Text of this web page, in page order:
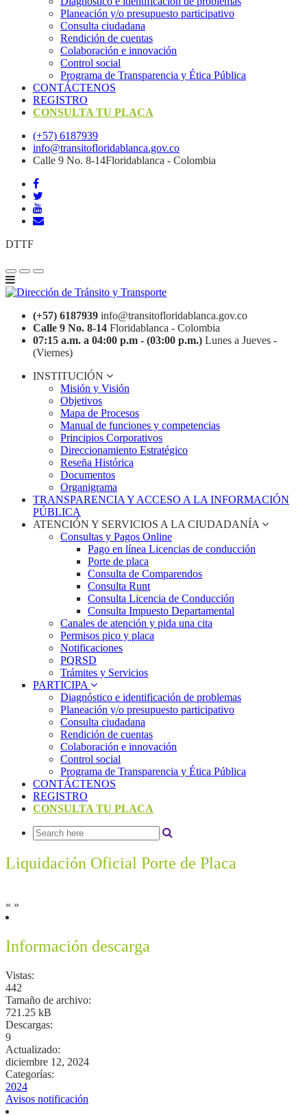
Planeación y/o presupuesto participativo​
Consulta ciudadana
Rendición de cuentas
Colaboración e innovación
Control social
Programa de Transparencia y Ética Pública
CONTÁCTENOS
REGISTRO
CONSULTA TU PLACA
(+57) 6187939
info@transitofloridablanca.gov.co
Calle 9 No. 8-14Floridablanca - Colombia
DTTF
(+57) 6187939 info@transitofloridablanca.gov.co
Calle 9 No. 8-14 Floridablanca - Colombia
07:15 a.m. a 04:00 p.m - (03:00 p.m.) Lunes a Jueves -
(Viernes)
INSTITUCIÓN
Misión y Visión
Objetivos
Mapa de Procesos
Manual de funciones y competencias
Principios Corporativos
Direccionamiento Estratégico
Reseña Histórica
Documentos
Organigrama
TRANSPARENCIA Y ACCESO A LA INFORMACIÓN
PÚBLICA
ATENCIÓN Y SERVICIOS A LA CIUDADANÍA
Consultas y Pagos Online
Pago en línea Licencias de conducción
Porte de placa
Consulta de Comparendos
Consulta Runt
Consulta Licencia de Conducción
Consulta Impuesto Departamental
Canales de atención y pida una cita
Permisos pico y placa
Notificaciones
PQRSD
Trámites y Servicios
PARTICIPA
Diagnóstico e identificación de problemas
Planeación y/o presupuesto participativo​
Consulta ciudadana
Rendición de cuentas
Colaboración e innovación
Control social
Programa de Transparencia y Ética Pública
CONTÁCTENOS
REGISTRO
CONSULTA TU PLACA
Liquidación Oficial Porte de Placa
« »
Información descarga
Vistas:
442
Tamaño de archivo:
721.25 kB
Descargas:
9
Actualizado:
diciembre 12, 2024
Categorías:
2024
Avisos notificación